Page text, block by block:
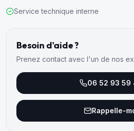
Service technique interne
Besoin d'aide ?
Prenez contact avec l'un de nos
06 52 93 59
Rappelle-